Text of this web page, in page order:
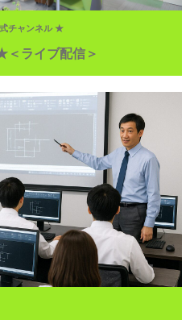
チャンネル ★
ライブ配信＞